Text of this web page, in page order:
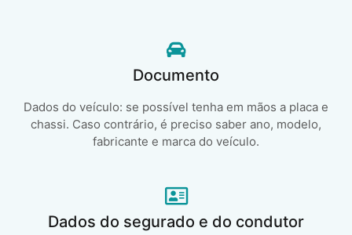
Documento
Dados do veículo: se possível tenha em mãos a placa e
chassi. Caso contrário, é preciso saber ano, modelo,
fabricante e marca do veículo.
Dados do segurado e do condutor